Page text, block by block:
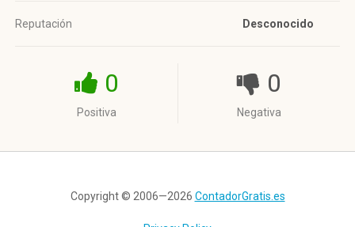
Reputación Desconocido
0
Positiva
0
Negativa
Copyright © 2006—2026 ContadorGratis.es